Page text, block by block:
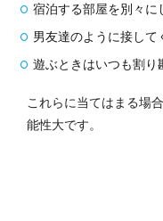
宿泊する部屋を別々に
男友達のように接して
遊ぶときはいつも割り
これらに当てはまる場
能性大です。